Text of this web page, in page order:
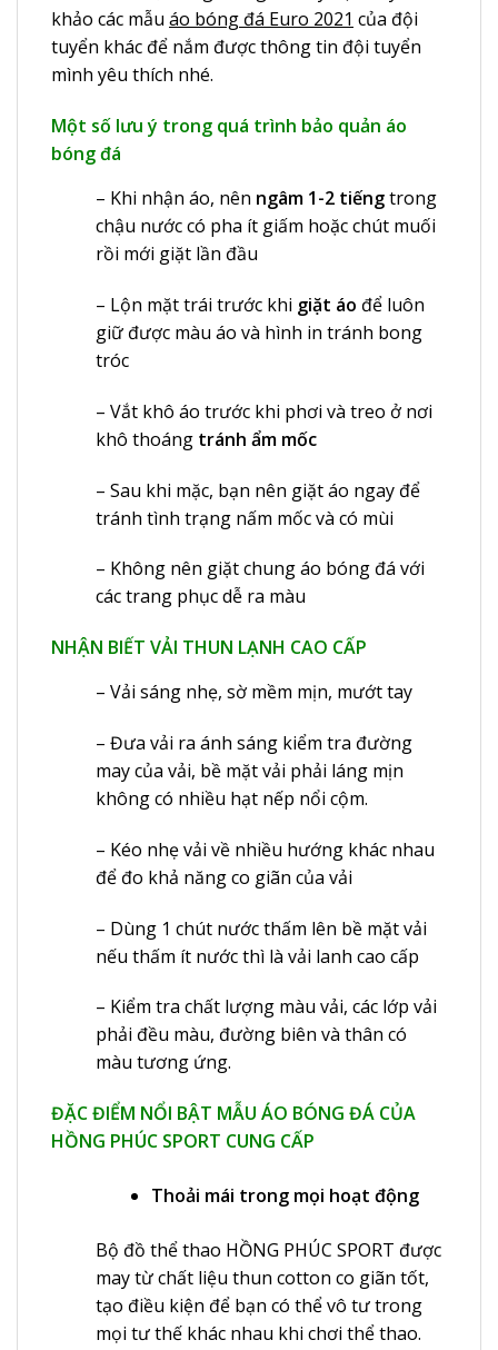
khảo các mẫu áo bóng đá Euro 2021 của đội
tuyển khác để nắm được thông tin đội tuyển
mình yêu thích nhé.
Một số lưu ý trong quá trình bảo quản áo
bóng đá
– Khi nhận áo, nên ngâm 1-2 tiếngtrong
chậu nước có pha ít giấm hoặc chút muối
rồi mới giặt lần đầu
– Lộn mặt trái trước khi giặt áo để luôn
giữ được màu áo và hình in tránh bong
tróc
– Vắt khô áo trước khi phơi và treo ở nơi
khô thoáng tránh ẩm mốc
– Sau khi mặc, bạn nên giặt áo ngay để
tránh tình trạng nấm mốc và có mùi
– Không nên giặt chung áo bóng đá với
các trang phục dễ ra màu
NHẬN BIẾT VẢI THUN LẠNH CAO CẤP
– Vải sáng nhẹ, sờ mềm mịn, mướt tay
– Đưa vải ra ánh sáng kiểm tra đường
may của vải, bề mặt vải phải láng mịn
không có nhiều hạt nếp nổi cộm.
– Kéo nhẹ vải về nhiều hướng khác nhau
để đo khả năng co giãn của vải
– Dùng 1 chút nước thấm lên bề mặt vải
nếu thấm ít nước thì là vải lanh cao cấp
– Kiểm tra chất lượng màu vải, các lớp vải
phải đều màu, đường biên và thân có
màu tương ứng.
ĐẶC ĐIỂM NỔI BẬT MẪU ÁO BÓNG ĐÁ CỦA
HỒNG PHÚC SPORT CUNG CẤP
Thoải mái trong mọi hoạt động
Bộ đồ thể thao HỒNG PHÚC SPORT được
may từ chất liệu thun cotton co giãn tốt,
tạo điều kiện để bạn có thể vô tư trong
mọi tư thế khác nhau khi chơi thể thao.